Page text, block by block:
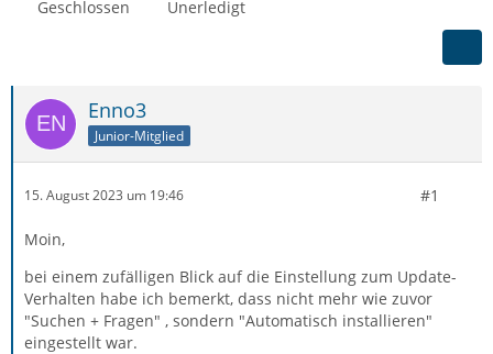
Geschlossen
Unerledigt
Enno3
Junior-Mitglied
15. August 2023 um 19:46 #1
Moin,
bei einem zufälligen Blick auf die Einstellung zum Update-
Verhalten habe ich bemerkt, dass nicht mehr wie zuvor
"Suchen + Fragen" , sondern "Automatisch installieren"
eingestellt war.